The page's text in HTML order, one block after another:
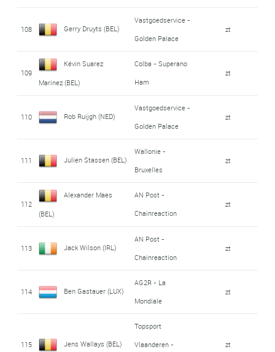
108 Gerry Druyts (BEL)
Vastgoedservice -
Golden Palace
zt
109
Kévin Suarez
Marinez (BEL)
Colba - Superano
Ham
zt
110 Rob Ruijgh (NED)
Vastgoedservice -
Golden Palace
zt
111 Julien Stassen (BEL)
Wallonie -
Bruxelles
zt
112
Alexander Maes
(BEL)
AN Post -
Chainreaction
zt
113 Jack Wilson (IRL)
AN Post -
Chainreaction
zt
114 Ben Gastauer (LUX)
AG2R - La
Mondiale
zt
115 Jens Wallays (BEL)
Topsport
Vlaanderen -
zt